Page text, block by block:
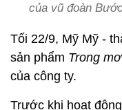
của vũ đoàn
Tối 22/9, Mỹ Mỹ -
sản phẩm Trong mơ
của công ty.
Trước khi hoạt